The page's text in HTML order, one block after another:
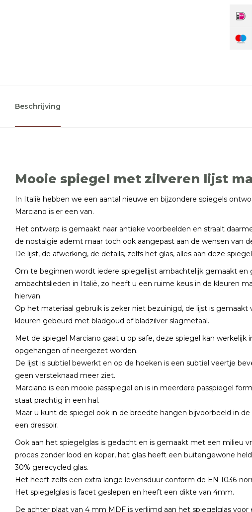
Beschrijving
Mooie spiegel met zilveren lijst
In Italië hebben we een aantal nieuwe en bijzondere spiegels
Marciano is er een van.
Het ontwerp is gemaakt naar antieke voorbeelden en straalt
de nostalgie ademt maar toch ook aangepast aan de wensen van
De lijst, de afwerking, de details, zelfs het glas, alles aan deze
Om te beginnen wordt iedere spiegellijst ambachtelijk gemaakt en
ambachtslieden in Italië, zo heeft u een ruime keus in de kleuren
hiervan.
Op het materiaal gebruik is zeker niet bezuinigd, de lijst is gemaakt
kleuren gebeurd met bladgoud of bladzilver slagmetaal.
Met de spiegel Marciano gaat u op safe, deze spiegel kan werkelijk
opgehangen of neergezet worden.
De lijst is subtiel bewerkt en op de hoeken is een subtiel veertje
geen versteknaad meer ziet.
Marciano is een mooie passpiegel en is in meerdere passpiegel
staat prachtig in een hal.
Maar u kunt de spiegel ook in de breedte hangen bijvoorbeeld in
een dressoir.
Ook aan het spiegelglas is gedacht en is gemaakt met een milieu
proces zonder lood en koper, het glas heeft een buitengewone
30% gerecycled glas.
Het heeft zelfs een extra lange levensduur conform de EN 1036-
Het spiegelglas is facet geslepen en heeft een dikte van 4mm.
De achter plaat van 4 mm MDF is verlijmd aan het spiegelglas voor